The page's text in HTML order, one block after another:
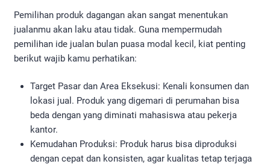
Pemilihan produk dagangan akan sangat menentukan
jualanmu akan laku atau tidak. Guna mempermudah
pemilihan ide jualan bulan puasa modal kecil, kiat penting
berikut wajib kamu perhatikan:
Target Pasar dan Area Eksekusi: Kenali konsumen dan
lokasi jual. Produk yang digemari di perumahan bisa
beda dengan yang diminati mahasiswa atau pekerja
kantor.
Kemudahan Produksi: Produk harus bisa diproduksi
dengan cepat dan konsisten, agar kualitas tetap terjaga